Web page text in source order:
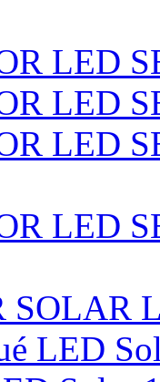
LED
LED
LED
LED
SOLAR
LED